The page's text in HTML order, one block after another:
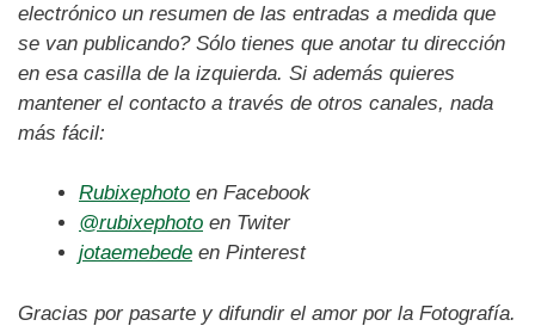
electrónico un resumen de las entradas a medida que
se van publicando? Sólo tienes que anotar tu dirección
en esa casilla de la izquierda. Si además quieres
mantener el contacto a través de otros canales, nada
más fácil:
Rubixephoto en Facebook
@rubixephoto en Twiter
jotaemebede en Pinterest
Gracias por pasarte y difundir el amor por la Fotografía.